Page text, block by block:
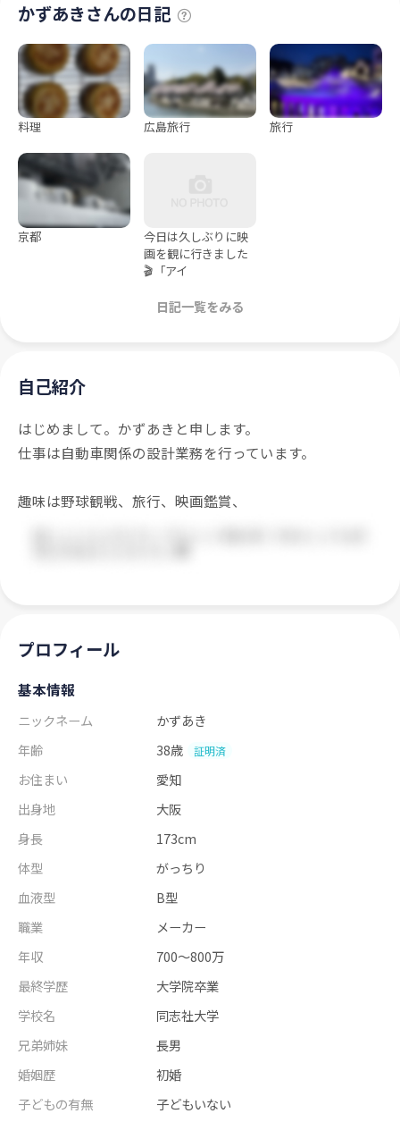
かずあきさんの日記
料理 広島旅行 旅行
京都
今日は久しぶりに映
画を観に行きました
🎬「アイ
日記一覧をみる
自己紹介
はじめまして。かずあきと申します。
仕事は自動車関係の設計業務を行っています。
趣味は野球観戦、旅行、映画鑑賞、
プロフィール
基本情報
ニックネーム
かずあき
年齢
38歳 証明済
お住まい
愛知
出身地
大阪
身長
173cm
体型
がっちり
血液型
B型
職業
メーカー
年収
700～800万
最終学歴
大学院卒業
学校名
同志社大学
兄弟姉妹
長男
婚姻歴
初婚
子どもの有無
子どもいない